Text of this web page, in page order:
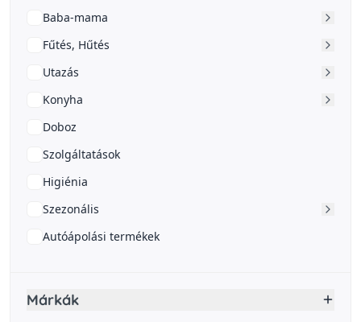
Baba-mama
Fűtés, Hűtés
Utazás
Konyha
Doboz
Szolgáltatások
Higiénia
Szezonális
Autóápolási termékek
Márkák